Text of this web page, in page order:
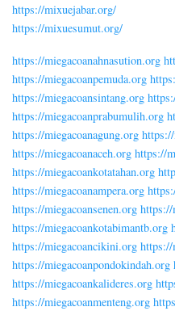
https://mixuejabar.org/
https://mixuesumut.org/
https://miegacoanahnasution.org
https://miegacoanpemuda.org
https://miegacoansintang.org
https://miegacoanprabumulih.org
https://miegacoanagung.org
https://miegacoanaceh.org https://
https://miegacoankotatahan.org
https://miegacoanampera.org
https://miegacoansenen.org https://
https://miegacoankotabimantb.org
https://miegacoancikini.org https://
https://miegacoanpondokindah.org
https://miegacoankalideres.org
https://miegacoanmenteng.org